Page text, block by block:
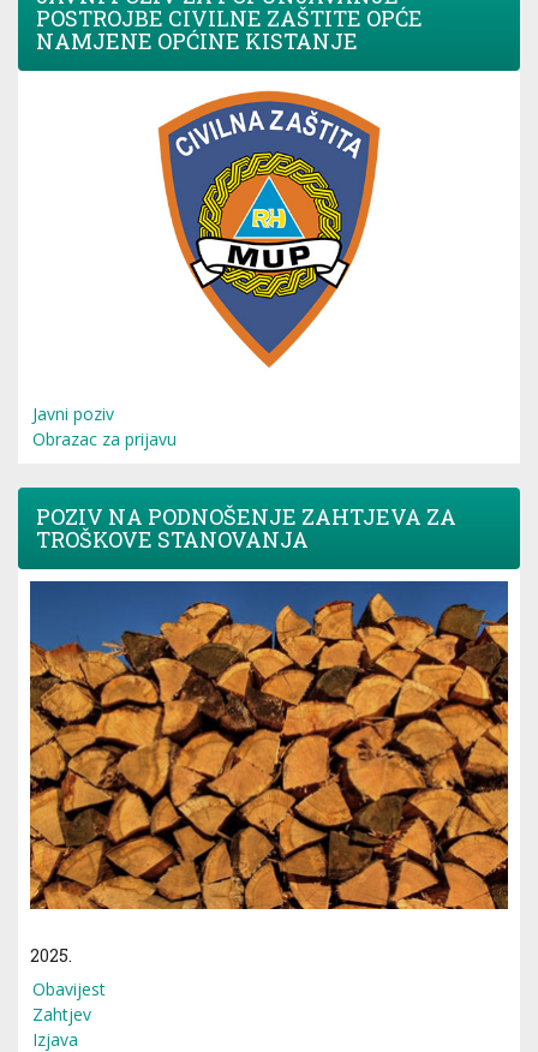
POSTROJBE CIVILNE ZAŠTITE OPĆE
NAMJENE OPĆINE KISTANJE
Javni poziv
Obrazac za prijavu
POZIV NA PODNOŠENJE ZAHTJEVA ZA
TROŠKOVE STANOVANJA
2025.
Obavijest
Zahtjev
Izjava